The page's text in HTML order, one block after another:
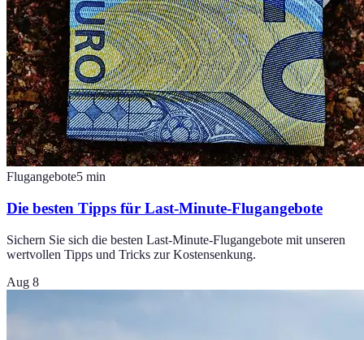
Flugangebote5 min
Die besten Tipps für Last-Minute-Flugangebote
Sichern Sie sich die besten Last-Minute-Flugangebote mit unseren
wertvollen Tipps und Tricks zur Kostensenkung.
Aug 8